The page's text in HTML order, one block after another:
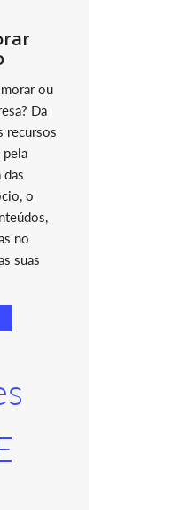
ou
Da
recursos
pela
das
o
no
suas